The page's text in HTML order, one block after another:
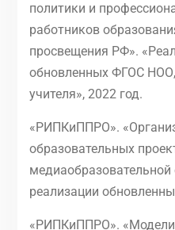
политики и
работников
просвещения РФ».
обновленных ФГОС
учителя», 2022 год.
«РИПКиППРО».
образовательных
реализации
«РИПКиППРО».